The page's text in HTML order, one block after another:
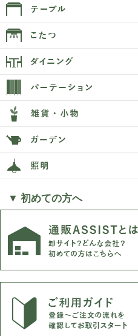
▼ 初めての方へ